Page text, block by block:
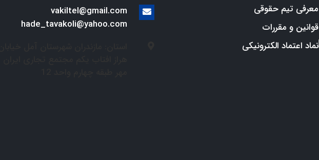
معرفی تیم حقوقی
قوانین و مقررات
vakiltel@gmail.com
hade_tavakoli@yahoo.com